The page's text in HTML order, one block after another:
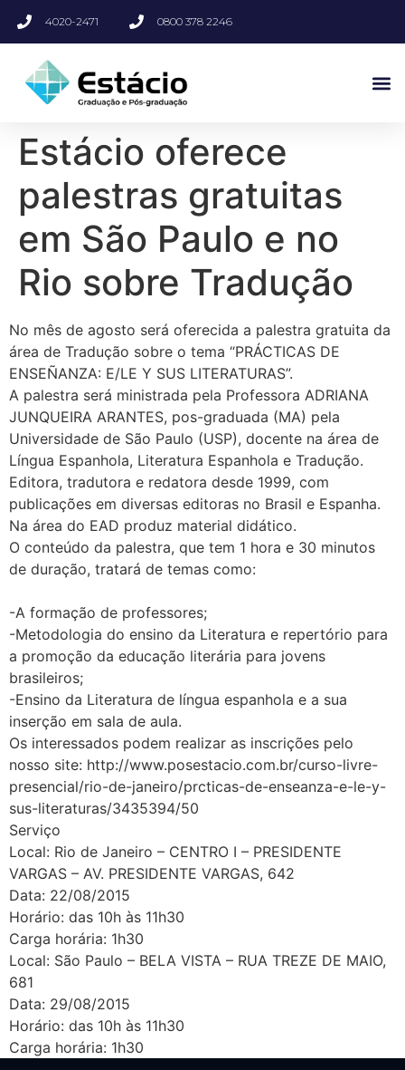
4020-2471 0800 378 2246
Estácio oferece
palestras gratuitas
em São Paulo e no
Rio sobre Tradução
No mês de agosto será oferecida a palestra gratuita da
área de Tradução sobre o tema “PRÁCTICAS DE
ENSEÑANZA: E/LE Y SUS LITERATURAS”.
A palestra será ministrada pela Professora ADRIANA
JUNQUEIRA ARANTES, pos-graduada (MA) pela
Universidade de São Paulo (USP), docente na área de
Língua Espanhola, Literatura Espanhola e Tradução.
Editora, tradutora e redatora desde 1999, com
publicações em diversas editoras no Brasil e Espanha.
Na área do EAD produz material didático.
O conteúdo da palestra, que tem 1 hora e 30 minutos
de duração, tratará de temas como:
-A formação de professores;
-Metodologia do ensino da Literatura e repertório para
a promoção da educação literária para jovens
brasileiros;
-Ensino da Literatura de língua espanhola e a sua
inserção em sala de aula.
Os interessados podem realizar as inscrições pelo
nosso site: http://www.posestacio.com.br/curso-livre-
presencial/rio-de-janeiro/prcticas-de-enseanza-e-le-y-
sus-literaturas/3435394/50
Serviço
Local: Rio de Janeiro – CENTRO I – PRESIDENTE
VARGAS – AV. PRESIDENTE VARGAS, 642
Data: 22/08/2015
Horário: das 10h às 11h30
Carga horária: 1h30
Local: São Paulo – BELA VISTA – RUA TREZE DE MAIO,
681
Data: 29/08/2015
Horário: das 10h às 11h30
Carga horária: 1h30